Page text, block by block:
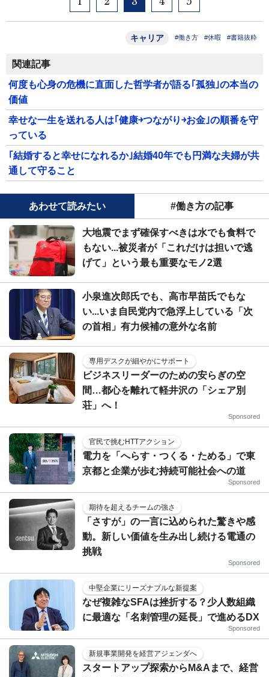
キャリア #働き方 #休暇 #書籍抜粋
関連記事
何度も心身の危機に直面した哲学者が語る｢孤独｣の本当の
価値
幸せな一生を送れる人は｢健康￫つながり￫お金｣の順番を守
っている
｢結婚すると幸せになれるか｣結婚40年でも円満な夫婦が共
通して守ること
あわせて読みたい #働き方の記事
大地震でまず確保すべきは水でも食料で
もない...被災者が「これだけは担いで逃
げて」という最も重要なモノ2選
小泉進次郎氏でも、高市早苗氏でもな
い...いま自民党内で急浮上している「次
の首相」有力候補の意外な名前
専用デスクが細やかにサポート
ビジネスリーダーのための安らぎの空
間…都心を離れて軽井沢の「シェア別
荘」へ！
Sponsored
官民で挑むHTTアクション
電力を「へらす・つくる・ためる」で東
京都と企業が歩む持続可能社会への道
Sponsored
期待を超えるチームの強さ
「さすが」の一言に込められた驚きや感
動。新しい価値を生み出し続ける電通の
挑戦
Sponsored
中堅企業にリーズナブルな新提案
なぜ複雑なSFAは挫折する？少人数組織
に最適な「名刺管理の延長」で進めるDX
Sponsored
新規事業開発を経営アジェンダへ
スタートアップ探索からM&Aまで、経営